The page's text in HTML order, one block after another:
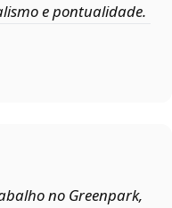
e pontualidade.
no Greenpark,